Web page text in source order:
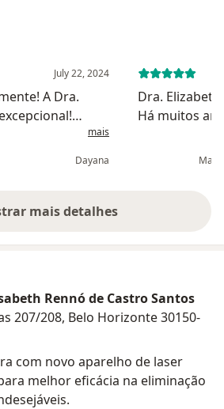
July 22, 2024
A Dra.
segura. Sua
conhecimento
mais
Dayana
Dra.
Há muitos
nas
mais detalhes
sobre a experiência
Rennó de Castro Santos
207/208, Belo Horizonte 30150-
com novo aparelho de laser
melhor eficácia na eliminação